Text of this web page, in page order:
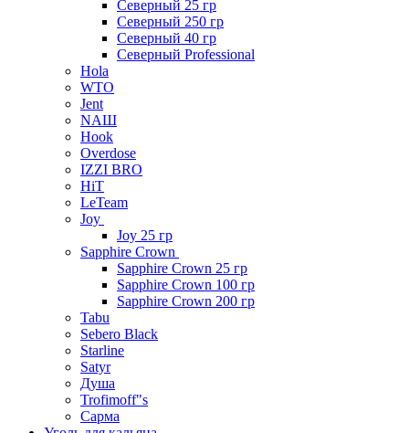
Северный 25 гр
Северный 250 гр
Северный 40 гр
Северный Professional
Hola
WTO
Jent
NAШ
Hook
Overdose
IZZI BRO
HiT
LeTeam
Joy
Joy 25 гр
Sapphire Crown
Sapphire Crown 25 гр
Sapphire Crown 100 гр
Sapphire Crown 200 гр
Tabu
Sebero Black
Starline
Satyr
Душа
Trofimoff"s
Сарма